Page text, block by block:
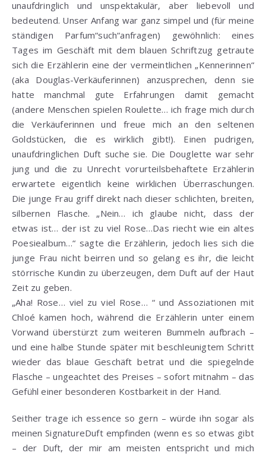
unaufdringlich und unspektakulär, aber liebevoll und
bedeutend. Unser Anfang war ganz simpel und (für meine
ständigen Parfum“such“anfragen) gewöhnlich: eines
Tages im Geschäft mit dem blauen Schriftzug getraute
sich die Erzählerin eine der vermeintlichen „Kennerinnen“
(aka Douglas-Verkäuferinnen) anzusprechen, denn sie
hatte manchmal gute Erfahrungen damit gemacht
(andere Menschen spielen Roulette… ich frage mich durch
die Verkäuferinnen und freue mich an den seltenen
Goldstücken, die es wirklich gibt!). Einen pudrigen,
unaufdringlichen Duft suche sie. Die Douglette war sehr
jung und die zu Unrecht vorurteilsbehaftete Erzählerin
erwartete eigentlich keine wirklichen Überraschungen.
Die junge Frau griff direkt nach dieser schlichten, breiten,
silbernen Flasche. „Nein… ich glaube nicht, dass der
etwas ist… der ist zu viel Rose…Das riecht wie ein altes
Poesiealbum…“ sagte die Erzählerin, jedoch lies sich die
junge Frau nicht beirren und so gelang es ihr, die leicht
störrische Kundin zu überzeugen, dem Duft auf der Haut
Zeit zu geben.
„Aha! Rose… viel zu viel Rose… “ und Assoziationen mit
Chloé kamen hoch, während die Erzählerin unter einem
Vorwand überstürzt zum weiteren Bummeln aufbrach –
und eine halbe Stunde später mit beschleunigtem Schritt
wieder das blaue Geschäft betrat und die spiegelnde
Flasche – ungeachtet des Preises – sofort mitnahm – das
Gefühl einer besonderen Kostbarkeit in der Hand.
Seither trage ich essence so gern – würde ihn sogar als
meinen SignatureDuft empfinden (wenn es so etwas gibt
– der Duft, der mir am meisten entspricht und mich